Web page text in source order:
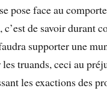
pose face au
c’est de savoir durant
supporter une
truands, ceci au
les exactions des